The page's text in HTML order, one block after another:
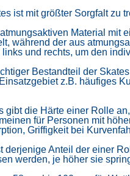
ist mit größter Sorgfalt zu
Material mit
während der aus
und rechts, um den
Bestandteil der
z.B. häufiges
gibt die Härte einer Rolle
für Personen mit
Griffigkeit bei
derjenige Anteil der einer
werden, je höher sie